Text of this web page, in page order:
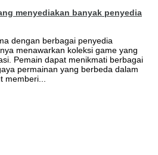
menyediakan banyak penyedia
dengan berbagai penyedia
menawarkan koleksi game yang
Pemain dapat menikmati berbagai
permainan yang berbeda dalam
memberi...